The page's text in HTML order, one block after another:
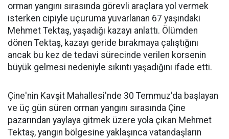
orman yangını sırasında görevli araçlara yol vermek
isterken cipiyle uçuruma yuvarlanan 67 yaşındaki
Mehmet Tektaş, yaşadığı kazayı anlattı. Ölümden
dönen Tektaş, kazayı geride bırakmaya çalıştığını
ancak bu kez de tedavi sürecinde verilen korsenin
büyük gelmesi nedeniyle sıkıntı yaşadığını ifade etti.
Çine'nin Kavşit Mahallesi'nde 30 Temmuz'da başlayan
ve üç gün süren orman yangını sırasında Çine
pazarından yaylaya gitmek üzere yola çıkan Mehmet
Tektaş, yangın bölgesine yaklaşınca vatandaşların